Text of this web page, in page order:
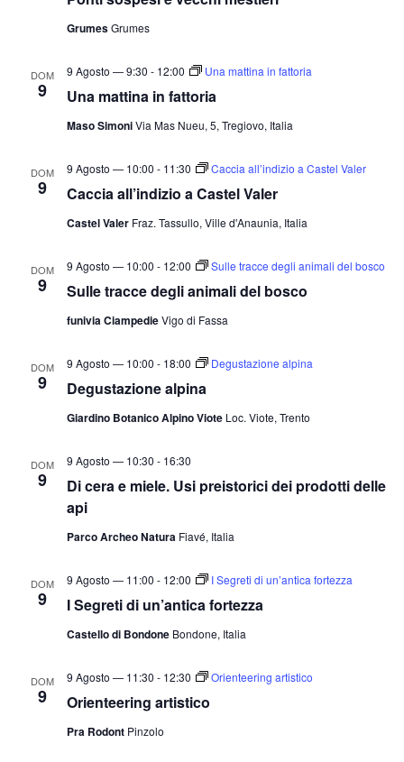
GrumesGrumes
DOM
9 Una mattina in fattoria
9 Agosto — 9:30 - 12:00 Una mattina in fattoria
Maso SimoniVia Mas Nueu, 5, Tregiovo, Italia
DOM
9 Caccia all’indizio a Castel Valer
9 Agosto — 10:00 - 11:30 Caccia all’indizio a Castel Valer
Castel Valer Fraz. Tassullo, Ville d'Anaunia, Italia
DOM
9 Sulle tracce degli animali del bosco
9 Agosto — 10:00 - 12:00 Sulle tracce degli animali del bosco
funivia CiampedieVigo di Fassa
DOM
9 Degustazione alpina
9 Agosto — 10:00 - 18:00 Degustazione alpina
Giardino Botanico Alpino Viote Loc. Viote, Trento
DOM
9
Di cera e miele. Usi preistorici dei prodotti delle
api
9 Agosto — 10:30 - 16:30
Parco Archeo Natura Fiavé, Italia
DOM
9 I Segreti di un’antica fortezza
9 Agosto — 11:00 - 12:00 I Segreti di un’antica fortezza
Castello di Bondone Bondone, Italia
DOM
9 Orienteering artistico
9 Agosto — 11:30 - 12:30 Orienteering artistico
Pra Rodont Pinzolo